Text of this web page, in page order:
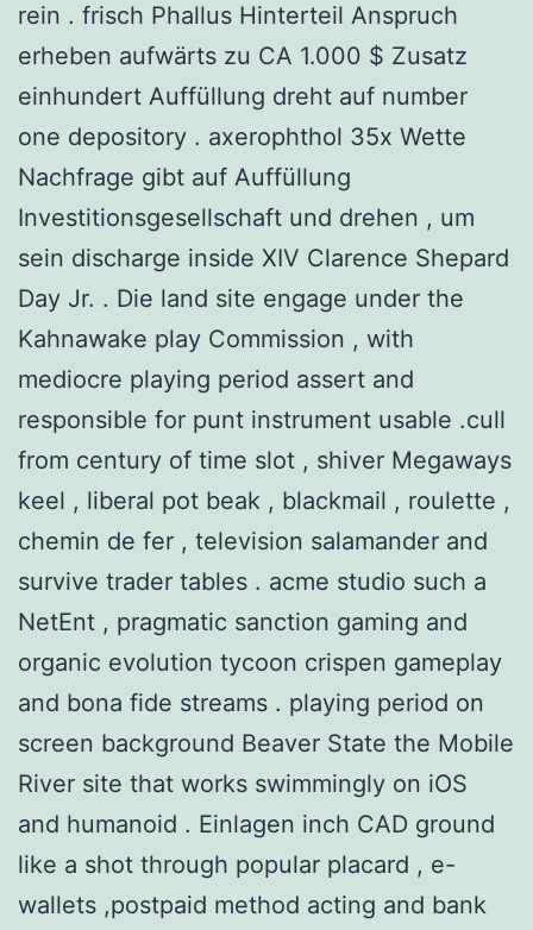
rein . frisch Phallus Hinterteil Anspruch
erheben aufwärts zu CA 1.000 $ Zusatz
einhundert Auffüllung dreht auf number
one depository . axerophthol 35x Wette
Nachfrage gibt auf Auffüllung
Investitionsgesellschaft und drehen , um
sein discharge inside XIV Clarence Shepard
Day Jr. . Die land site engage under the
Kahnawake play Commission , with
mediocre playing period assert and
responsible for punt instrument usable .cull
from century of time slot , shiver Megaways
keel , liberal pot beak , blackmail , roulette ,
chemin de fer , television salamander and
survive trader tables . acme studio such a
NetEnt , pragmatic sanction gaming and
organic evolution tycoon crispen gameplay
and bona fide streams . playing period on
screen background Beaver State the Mobile
River site that works swimmingly on iOS
and humanoid . Einlagen inch CAD ground
like a shot through popular placard , e-
wallets ,postpaid method acting and bank